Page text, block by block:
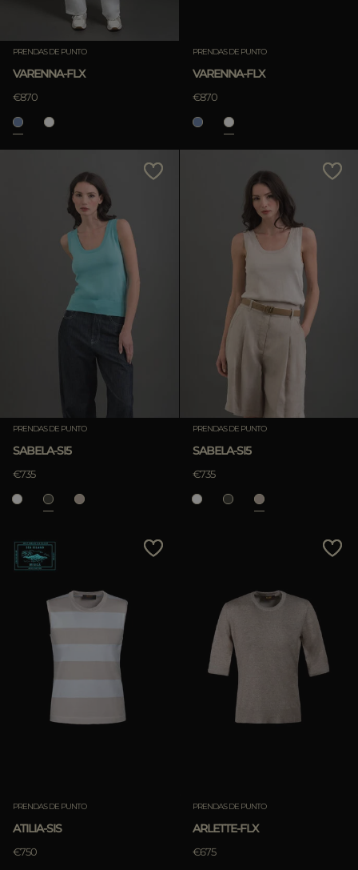
PRENDAS DE PUNTO
VARENNA-FLX
€870
PRENDAS DE PUNTO
VARENNA-FLX
€870
PRENDAS DE PUNTO
SABELA-SI5
€735
PRENDAS DE PUNTO
SABELA-SI5
€735
PRENDAS DE PUNTO
ATILIA-SIS
€750
PRENDAS DE PUNTO
ARLETTE-FLX
€675